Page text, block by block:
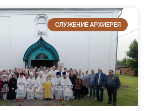
СЛУЖЕНИЕ АРХИЕРЕЯ